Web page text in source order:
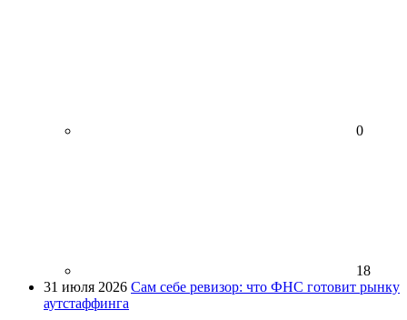
0
18
31 июля 2026 Сам себе ревизор: что ФНС готовит рынку
аутстаффинга